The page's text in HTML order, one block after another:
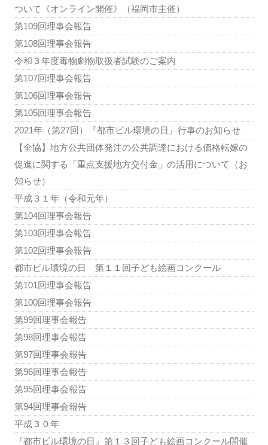
ついて《オンライン開催》（福岡市主催）
第109回理事会報告
第108回理事会報告
令和３年度毒物劇物取扱者試験のご案内
第107回理事会報告
第106回理事会報告
第105回理事会報告
2021年（第27回）『都市ビル環境の日』行事のお知らせ
【全協】地方公共団体発注の公共調達における価格転嫁の
促進に関する「重点支援地方交付金」の活用について（お
知らせ）
平成３１年（令和元年）
第104回理事会報告
第103回理事会報告
第102回理事会報告
都市ビル環境の日 第１１回子ども絵画コンクール
第101回理事会報告
第100回理事会報告
第99回理事会報告
第98回理事会報告
第97回理事会報告
第96回理事会報告
第95回理事会報告
第94回理事会報告
平成３０年
『都市ビル環境の日』第１３回子ども絵画コンクール開催